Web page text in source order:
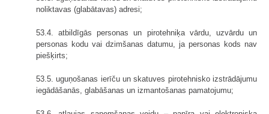
noliktavas (glabātavas) adresi;
53.4. atbildīgās personas un pirotehniķa vārdu, uzvārdu un
personas kodu vai dzimšanas datumu, ja personas kods nav
piešķirts;
53.5. uguņošanas ierīču un skatuves pirotehnisko izstrādājumu
iegādāšanās, glabāšanas un izmantošanas pamatojumu;